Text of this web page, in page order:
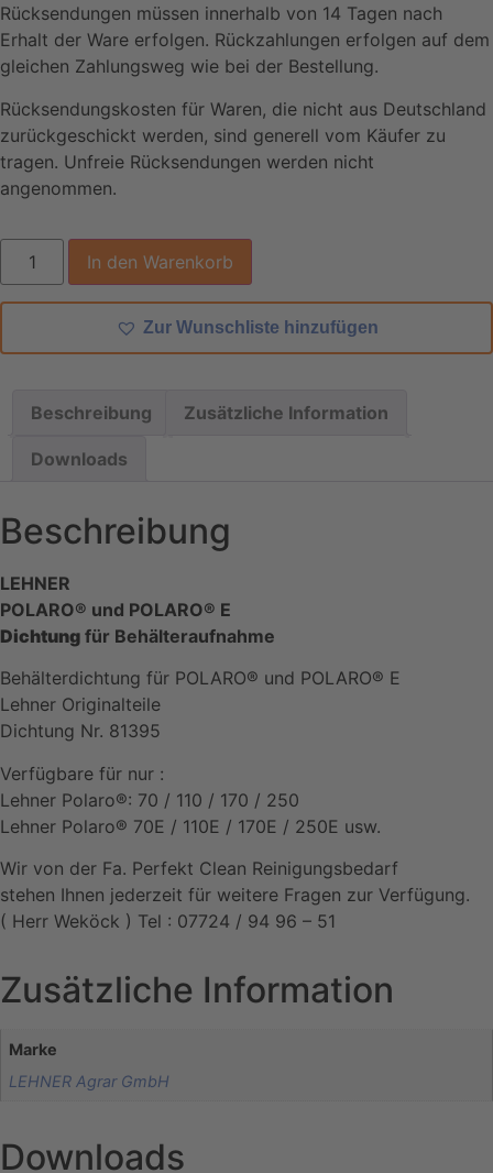
Rücksendungen müssen innerhalb von 14 Tagen nach
Erhalt der Ware erfolgen. Rückzahlungen erfolgen auf dem
gleichen Zahlungsweg wie bei der Bestellung.
Rücksendungskosten für Waren, die nicht aus Deutschland
zurückgeschickt werden, sind generell vom Käufer zu
tragen. Unfreie Rücksendungen werden nicht
angenommen.
In den Warenkorb
Zur Wunschliste hinzufügen
Beschreibung Zusätzliche Information
Downloads
Beschreibung
LEHNER
POLARO® und POLARO® E
Dichtung für Behälteraufnahme
Behälterdichtung für POLARO® und POLARO® E
Lehner Originalteile
Dichtung Nr. 81395
Verfügbare für nur :
Lehner Polaro®: 70 / 110 / 170 / 250
Lehner Polaro® 70E / 110E / 170E / 250E usw.
Wir von der Fa. Perfekt Clean Reinigungsbedarf
stehen Ihnen jederzeit für weitere Fragen zur Verfügung.
( Herr Weköck ) Tel : 07724 / 94 96 – 51
Zusätzliche Information
Marke
LEHNER Agrar GmbH
Downloads